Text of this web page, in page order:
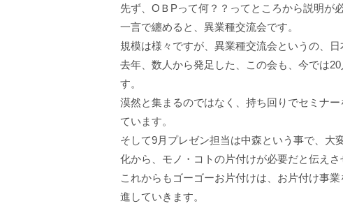
先ず、OＢPって何？？ってところから説明が
一言で纏めると、異業種交流会です。
規模は様々ですが、異業種交流会というの、日
去年、数人から発足した、この会も、今では
す。
漠然と集まるのではなく、持ち回りでセミナ
ています。
そして9月プレゼン担当は中森という事で、大
化から、 モノ・コトの片付けが必要だと伝えさ
これからもゴーゴーお片付けは、お片付け事
進していきます。